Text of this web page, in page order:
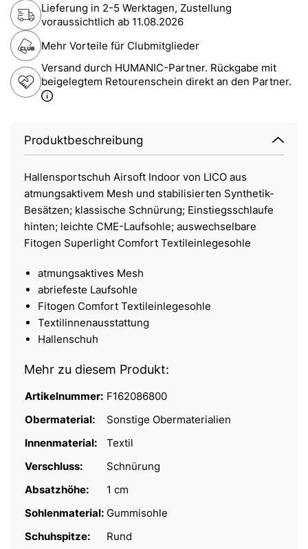
Lieferung in 2-5 Werktagen, Zustellung
voraussichtlich ab 11.08.2026
Mehr Vorteile für Clubmitglieder
Versand durch HUMANIC-Partner. Rückgabe mit
beigelegtem Retourenschein direkt an den Partner.
Produktbeschreibung
Hallensportschuh Airsoft Indoor von LICO aus
atmungsaktivem Mesh und stabilisierten Synthetik-
Besätzen; klassische Schnürung; Einstiegsschlaufe
hinten; leichte CME-Laufsohle; auswechselbare
Fitogen Superlight Comfort Textileinlegesohle
atmungsaktives Mesh
abriefeste Laufsohle
Fitogen Comfort Textileinlegesohle
Textilinnenausstattung
Hallenschuh
Mehr zu diesem Produkt:
Artikelnummer: F162086800
Obermaterial:
Sonstige Obermaterialien
Innenmaterial:
Textil
Verschluss:
Schnürung
Absatzhöhe:
1 cm
Sohlenmaterial: Gummisohle
Schuhspitze:
Rund